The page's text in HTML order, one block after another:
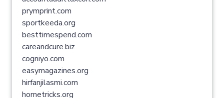
prymprint.com
sportkeeda.org
besttimespend.com
careandcure.biz
cogniyo.com
easymagazines.org
hirfanjilasmi.com
hometricks.org